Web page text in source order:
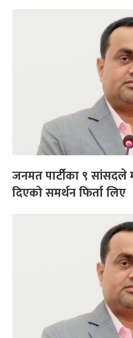
जनमत पार्टीका ९ सांसदले
दिएको समर्थन फिर्ता लिए